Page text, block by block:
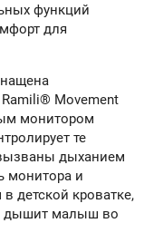
функций
для
Movement
монитором
те
дыханием
монитора и
детской кроватке,
дышит малыш во